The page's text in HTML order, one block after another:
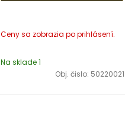
Na sklade 1
Obj. čislo: 50220021